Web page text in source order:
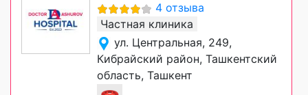
4 отзыва
Частная клиника
ул. Центральная, 249,
Кибрайский район, Ташкентский
область, Ташкент